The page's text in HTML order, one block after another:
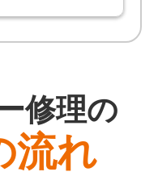
修理の
流れ